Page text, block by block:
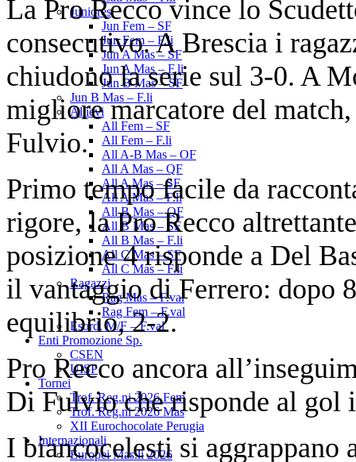
Juniores
Jun Fem – SF
Jun Fem – F.li
Jun A Mas – SF
Jun A Mas – F.li
Jun B Mas – SF
Jun B Mas – F.li
Allievi
All Fem – SF
All Fem – F.li
All A-B Mas – OF
All A Mas – QF
All A Mas – SF
All A Mas – F.li
All B Mas – QF
All B Mas – SF
All B Mas – F.li
All C Mas – SF
All C Mas – F.li
Ragazzi
Rag Mas – F.val
Rag Fem – F.val
Esord. M/F – F.val
Enti Promozione Sp.
CSEN
UISP
Tornei
Trof. Reg.ni 2026 Fem
Trof. Reg.ni 2026 Mas
XII Eurochocolate Perugia
Internazionali
Europei Mas.li 2026
La Pro Recco vince lo
consecutivo. A Brescia i
chiudono la serie sul 3-0. A
migliore marcatore del
Fulvio.
Primo tempo facile da
rigore, la Pro Recco
posizione 4 risponde a Del
il vantaggio di Ferrero: dopo
equilibrio, 2-2.
Pro Recco ancora
Di Fulvio che risponde al gol
I biancocelesti si aggrappano